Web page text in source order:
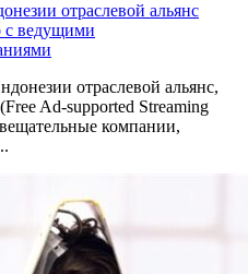
отраслевой альянс
с ведущими
отраслевой альянс,
Ad-supported Streaming
компании,